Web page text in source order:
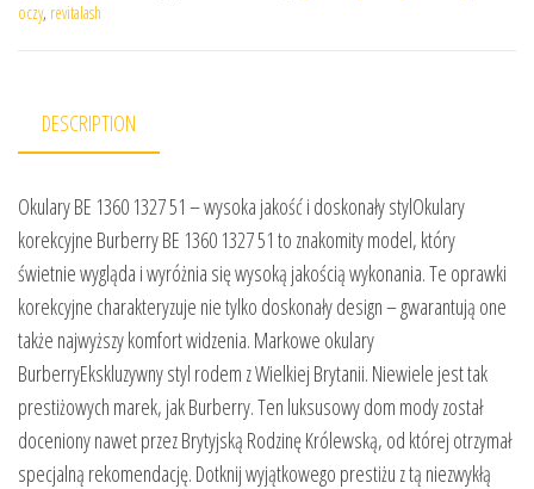
oczy, revitalash
DESCRIPTION
Okulary BE 1360 1327 51 – wysoka jakość i doskonały stylOkulary
korekcyjne Burberry BE 1360 1327 51 to znakomity model, który
świetnie wygląda i wyróżnia się wysoką jakością wykonania. Te oprawki
korekcyjne charakteryzuje nie tylko doskonały design – gwarantują one
także najwyższy komfort widzenia. Markowe okulary
BurberryEkskluzywny styl rodem z Wielkiej Brytanii. Niewiele jest tak
prestiżowych marek, jak Burberry. Ten luksusowy dom mody został
doceniony nawet przez Brytyjską Rodzinę Królewską, od której otrzymał
specjalną rekomendację. Dotknij wyjątkowego prestiżu z tą niezwykłą